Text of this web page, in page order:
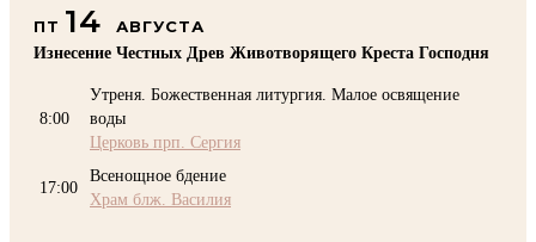
ПТ 14
АВГУСТА
Изнесение Честных Древ Животворящего Креста Господня
8:00
Утреня. Божественная литургия. Малое освящение
воды
Церковь прп. Сергия
17:00
Всенощное бдение
Храм блж. Василия